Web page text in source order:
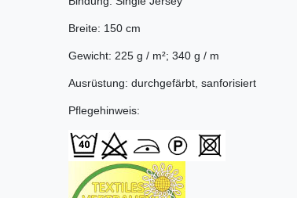
Breite: 150 cm
Gewicht: 225 g / m²; 340 g / m
Ausrüstung: durchgefärbt, sanforisiert
Pflegehinweis: